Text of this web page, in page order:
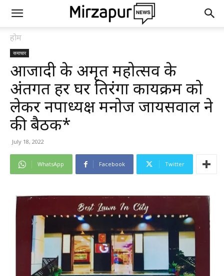
होम
समाचार
आजादी के अमृत महोत्सव के
अंतर्गत हर घर तिरंगा कार्यक्रम को
लेकर नपाध्यक्ष मनोज जायसवाल ने
की बैठक*
July 18, 2022
WhatsApp Facebook Twitter